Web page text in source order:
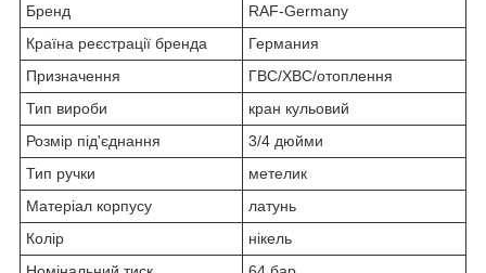
Бренд
RAF-Germany
Країна реєстрації бренда
Германия
Призначення
ГВС/ХВС/отоплення
Тип вироби
кран кульовий
Розмір під'єднання
3/4 дюйми
Тип ручки
метелик
Матеріал корпусу
латунь
Колір
нікель